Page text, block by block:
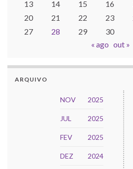
13
14 15 16
20
21 22 23
27
28 29
30
« ago out »
ARQUIVO
NOV 2025
JUL 2025
FEV 2025
DEZ 2024